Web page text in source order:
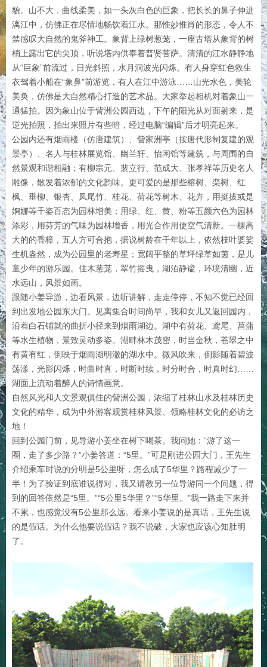
貌。山不大，曲线柔美，如一头灰白色的巨象，把长长的鼻子伸进
漓江中，仿佛正在尽情地畅饮着江水。那惟妙惟肖的形态，令人不
禁感叹大自然的鬼斧神工。象背上绿树葱茏，一座古塔从象背的树
梢上露出它的尖顶，听说塔内供奉着普贤菩萨。清清的江水静静地
从“巨象”前流过，日光斜照，水月洞波光闪烁。有人身穿红色救生
衣驾着小船在“象鼻”前游览，有人在江中游泳……山光水色，美轮
美奂，仿佛是大自然精心打造的艺术品。大家举起相机对着象山一
通猛拍。因为象山位于訾洲公园西边，下午的阳光从对面射来，是
逆光拍照，拍出来照片有些暗，经过电脑“编辑”后才明亮起来。
公园内还有烟雨楼（仿唐建筑）、訾家洲亭（按唐代形制复建的观
景亭）、名人与桂林展览馆、幽兰轩、怡闲馆等建筑，与周围的自
然景观和谐相融；有柳宗元、裴立行、范成大、张孝祥等历史名人
雕像，散发着浓郁的文化韵味。更可爱的是那些榕树、栾树、红
枫、垂柳、银杏、凤尾竹、桂花、荷花等树木、花卉，用挺拔或是
婀娜等千姿百态为园林增美；用绿、红、黄、粉等五颜六色为园林
添彩，用芬芳的气味为园林增香，用光合作用使空气清新。一棵高
大的的香樟，五人方可合抱，据说树龄在千年以上，依然枝叶婆娑
生机盎然，成为公园里的老寿星；宽阔平整的草坪绿草如茵，是儿
童少年的游乐园。佳木葱茏，翠竹摇曳，湖泊静谧，环境清幽，近
水远山，风景如画。
跟随小姜导游，边看风景，边听讲解，走走停停，不知不觉已经回
到出发地公园东大门。见离集合时间尚早，我和女儿又返回园内，
沿着白石铺就的曲折小径来到烟雨湖边。湖中有荷花、鸢尾、菖蒲
等水生植物，景致灵动多姿。湖畔林木茂密，时当金秋，苍翠之中
有黄有红，倒映于烟雨湖明澈的湖水中。微风吹来，倒影随着碧波
荡漾，光影闪烁，时曲时直，时断时续，时分时合，时真时幻……
湖面上流动着醉人的诗情画意。
自然风光和人文景观俱佳的訾洲公园，浓缩了桂林山水及桂林历史
文化的精华，成为中外游客观赏桂林风景、领略桂林文化的必访之
地！
回到公园门前，见导游小姜坐在树下喝茶。我问她：“游了这一
圈，走了多少路？”小姜答道：“5里。”可是刚进公园大门，王先生
介绍乘车时说的分明是5公里呀，怎么成了5华里？路程减少了一
半！为了验证到底谁说得对，我又请教另一位导游同一个问题，得
到的回答依然是“5里。”“5公里5华里？”“5华里。”我一路走下来并
不累，也感觉没有5公里那么远。看来小姜说的是真话，王先生说
的是假话。为什么他要说假话？我不说破，大家也应该心知肚明
了。